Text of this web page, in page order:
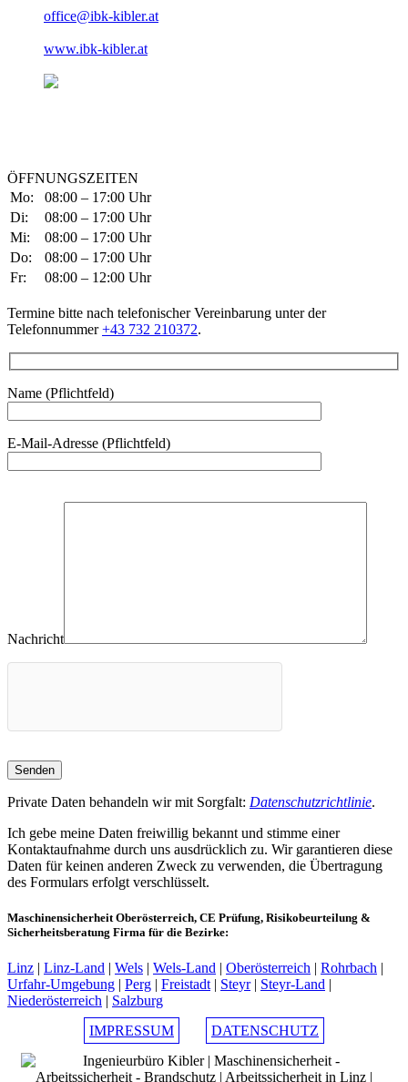
office@ibk-kibler.at
www.ibk-kibler.at
ÖFFNUNGSZEITEN
Mo:
08:00 – 17:00 Uhr
Di:
08:00 – 17:00 Uhr
Mi:
08:00 – 17:00 Uhr
Do:
08:00 – 17:00 Uhr
Fr:
08:00 – 12:00 Uhr
Termine bitte nach telefonischer Vereinbarung unter der
Telefonnummer+43 732 210372.
Name (Pflichtfeld)
E-Mail-Adresse (Pflichtfeld)
Nachricht
Private Daten behandeln wir mit Sorgfalt: Datenschutzrichtlinie.
Ich gebe meine Daten freiwillig bekannt und stimme einer
Kontaktaufnahme durch uns ausdrücklich zu. Wir garantieren diese
Daten für keinen anderen Zweck zu verwenden, die Übertragung
des Formulars erfolgt verschlüsselt.
Maschinensicherheit Oberösterreich, CE Prüfung, Risikobeurteilung &
Sicherheitsberatung Firma für die Bezirke:
Linz | Linz-Land | Wels | Wels-Land | Oberösterreich | Rohrbach |
Urfahr-Umgebung | Perg | Freistadt | Steyr| Steyr-Land |
Niederösterreich | Salzburg
IMPRESSUM
DATENSCHUTZ